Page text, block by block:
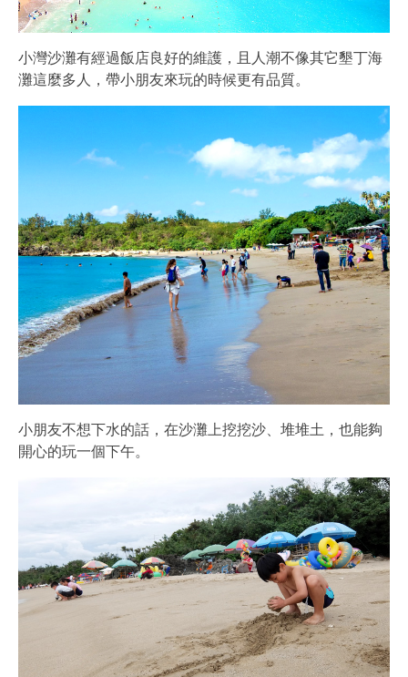
小灣沙灘有經過飯店良好的維護，且人潮不像其它墾丁海
灘這麼多人，帶小朋友來玩的時候更有品質。
小朋友不想下水的話，在沙灘上挖挖沙、堆堆土，也能夠
開心的玩一個下午。